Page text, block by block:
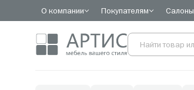
О компании Покупателям Салоны